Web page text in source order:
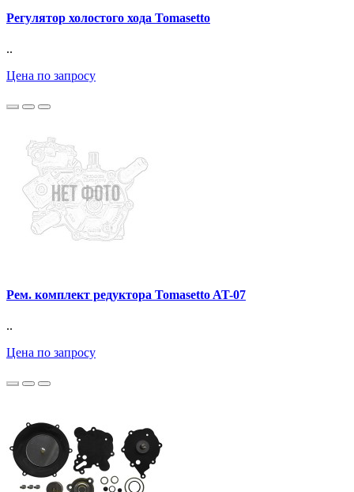
Регулятор холостого хода Tomasetto
..
Цена по запросу
Рем. комплект редуктора Tomasetto AT-07
..
Цена по запросу